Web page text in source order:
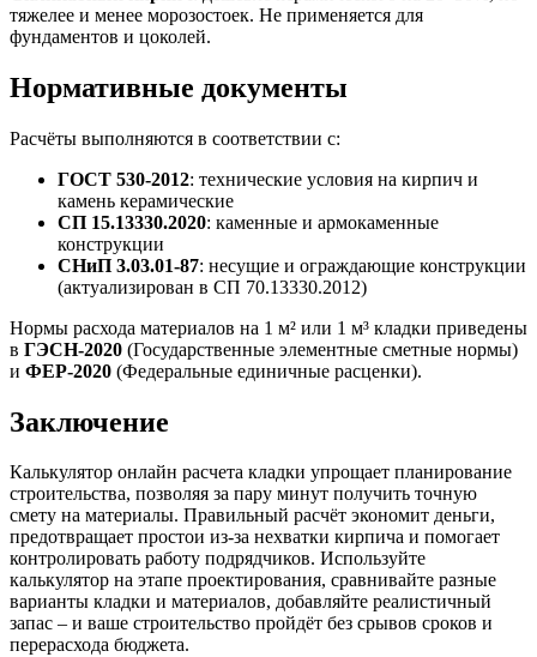
тяжелее и менее морозостоек. Не применяется для
фундаментов и цоколей.
Нормативные документы
Расчёты выполняются в соответствии с:
ГОСТ 530-2012: технические условия на кирпич и
камень керамические
СП 15.13330.2020: каменные и армокаменные
конструкции
СНиП 3.03.01-87: несущие и ограждающие конструкции
(актуализирован в СП 70.13330.2012)
Нормы расхода материалов на 1 м² или 1 м³ кладки приведены
в ГЭСН-2020 (Государственные элементные сметные нормы)
и ФЕР-2020 (Федеральные единичные расценки).
Заключение
Калькулятор онлайн расчета кладки упрощает планирование
строительства, позволяя за пару минут получить точную
смету на материалы. Правильный расчёт экономит деньги,
предотвращает простои из-за нехватки кирпича и помогает
контролировать работу подрядчиков. Используйте
калькулятор на этапе проектирования, сравнивайте разные
варианты кладки и материалов, добавляйте реалистичный
запас – и ваше строительство пройдёт без срывов сроков и
перерасхода бюджета.